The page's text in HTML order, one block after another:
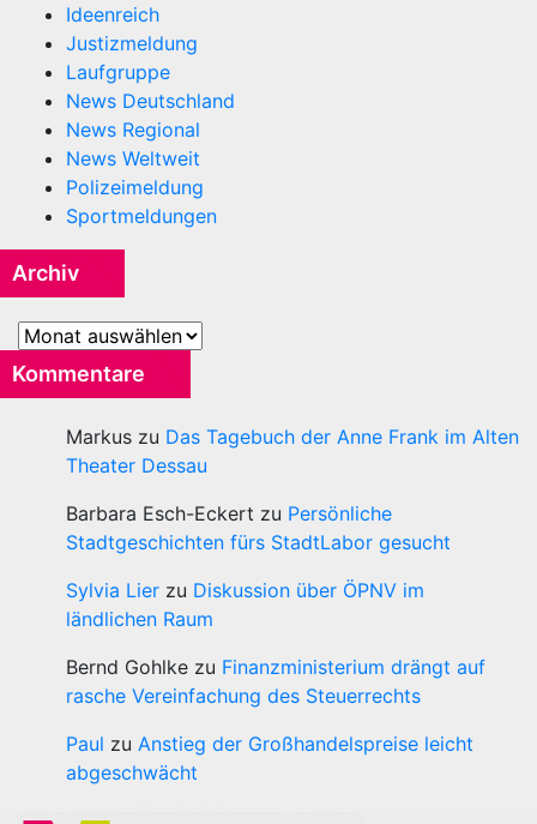
Ideenreich
Justizmeldung
Laufgruppe
News Deutschland
News Regional
News Weltweit
Polizeimeldung
Sportmeldungen
Archiv
Archiv
Kommentare
Markus zu Das Tagebuch der Anne Frank im Alten
Theater Dessau
Barbara Esch-Eckert zu Persönliche
Stadtgeschichten fürs StadtLabor gesucht
Sylvia Lier zu Diskussion über ÖPNV im
ländlichen Raum
Bernd Gohlke zu Finanzministerium drängt auf
rasche Vereinfachung des Steuerrechts
Paul zu Anstieg der Großhandelspreise leicht
abgeschwächt